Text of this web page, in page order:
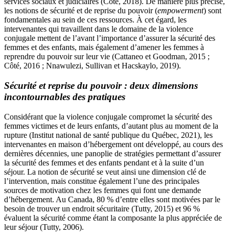
les notions de sécurité et de reprise du pouvoir (empowerment) sont
fondamentales au sein de ces ressources. À cet égard, les
intervenantes qui travaillent dans le domaine de la violence
conjugale mettent de l’avant l’importance d’assurer la sécurité des
femmes et des enfants, mais également d’amener les femmes à
reprendre du pouvoir sur leur vie (Cattaneo et Goodman, 2015 ;
Côté, 2016 ; Nnawulezi, Sullivan et Hacskaylo, 2019).
Sécurité et reprise du pouvoir : deux dimensions
incontournables des pratiques
Considérant que la violence conjugale compromet la sécurité des
femmes victimes et de leurs enfants, d’autant plus au moment de la
rupture (Institut national de santé publique du Québec, 2021), les
intervenantes en maison d’hébergement ont développé, au cours des
dernières décennies, une panoplie de stratégies permettant d’assurer
la sécurité des femmes et des enfants pendant et à la suite d’un
séjour. La notion de sécurité se veut ainsi une dimension clé de
l’intervention, mais constitue également l’une des principales
sources de motivation chez les femmes qui font une demande
d’hébergement. Au Canada, 80 % d’entre elles sont motivées par le
besoin de trouver un endroit sécuritaire (Tutty, 2015) et 96 %
évaluent la sécurité comme étant la composante la plus appréciée de
leur séjour (Tutty, 2006).